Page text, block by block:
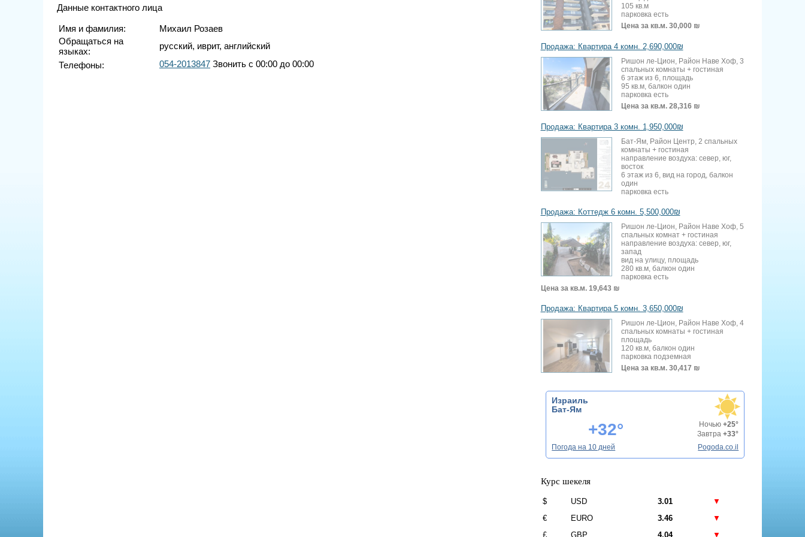
Данные контактного лица
Имя и фамилия:
Михаил Розаев
Обращаться на
языках:
русский, иврит, английский
Телефоны:
054-2013847 Звонить с 00:00 до 00:00
105 кв.м
парковка есть
Цена за кв.м. 30,000 ₪
Продажа: Квартира 4 комн. 2,690,000₪
Ришон ле-Цион, Район Наве Хоф, 3
спальных комнаты + гостиная
6 этаж из 6, площадь
95 кв.м, балкон один
парковка есть
Цена за кв.м. 28,316 ₪
Продажа: Квартира 3 комн. 1,950,000₪
Бат-Ям, Район Центр, 2 спальных
комнаты + гостиная
направление воздуха: север, юг,
восток
6 этаж из 6, вид на город, балкон
один
парковка есть
Продажа: Коттедж 6 комн. 5,500,000₪
Ришон ле-Цион, Район Наве Хоф, 5
спальных комнат + гостиная
направление воздуха: север, юг,
запад
вид на улицу, площадь
280 кв.м, балкон один
парковка есть
Цена за кв.м. 19,643 ₪
Продажа: Квартира 5 комн. 3,650,000₪
Ришон ле-Цион, Район Наве Хоф, 4
спальных комнаты + гостиная
площадь
120 кв.м, балкон один
парковка подземная
Цена за кв.м. 30,417 ₪
Израиль
Бат-Ям
+32° Ночью+25°
Завтра+33°
Погода на 10 дней
Pogoda.co.il
Курс шекеля
$ USD 3.01
▼
€
EURO 3.46
▼
£
GBP 4.04 ▼